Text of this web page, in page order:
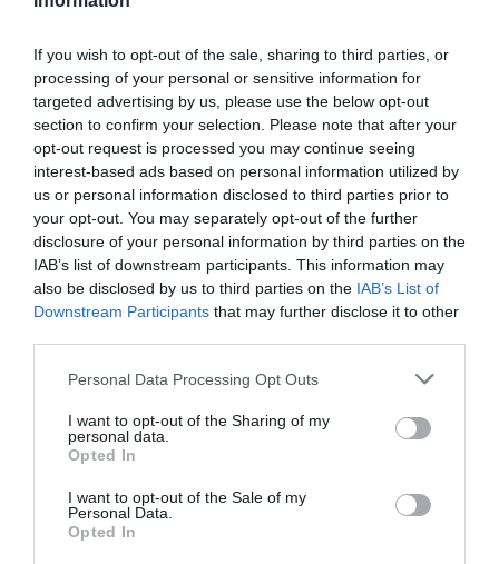
If you wish to opt-out of the sale, sharing to third parties, or
processing of your personal or sensitive information for
targeted advertising by us, please use the below opt-out
section to confirm your selection. Please note that after your
opt-out request is processed you may continue seeing
interest-based ads based on personal information utilized by
us or personal information disclosed to third parties prior to
your opt-out. You may separately opt-out of the further
disclosure of your personal information by third parties on the
IAB’s list of downstream participants. This information may
also be disclosed by us to third parties on the IAB’s List of
Downstream Participants that may further disclose it to other
Personal Data Processing Opt Outs
I want to opt-out of the Sharing of my
personal data.
Opted In
I want to opt-out of the Sale of my
Personal Data.
Opted In
Ακολουθήστε το Culturenow.gr στοGoogle Newsκαι
μάθετε πρώτοι όλες τις ειδήσεις
Δείτε όλα τατελευταία νέαγια την Τέχνη και τον
Πολιτισμό στοCulturenow.gr
Νέοι Διαγωνισμοί❯
Tags
ΞΕΝΟΙ ΣΥΓΓΡΑΦΕΙΣ
Newsletter
Κάθε βδομάδα στο e-mail σας τα τελευταία νέα για
την Τέχνη και τον Πολιτισμό!